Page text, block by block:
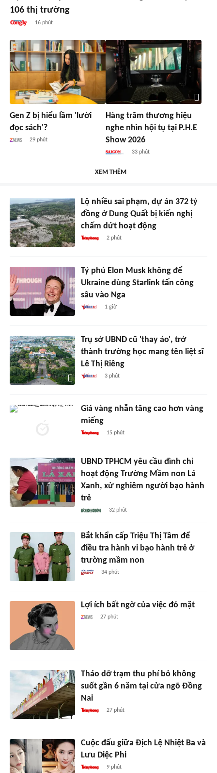
106 thị trường
16 phút
Gen Z bị hiểu lầm 'lười
đọc sách'?
29 phút
Hàng trăm thương hiệu
nghe nhìn hội tụ tại P.H.E
Show 2026
33 phút
XEM THÊM
Lộ nhiều sai phạm, dự án 372 tỷ
đồng ở Dung Quất bị kiến nghị
chấm dứt hoạt động
2 phút
Tỷ phú Elon Musk không để
Ukraine dùng Starlink tấn công
sâu vào Nga
1 giờ
Trụ sở UBND cũ 'thay áo', trở
thành trường học mang tên liệt sĩ
Lê Thị Riêng
3 phút
Giá vàng nhẫn tăng cao hơn vàng
miếng
15 phút
UBND TPHCM yêu cầu đình chỉ
hoạt động Trường Mầm non Lá
Xanh, xử nghiêm người bạo hành
trẻ
32 phút
Bắt khẩn cấp Triệu Thị Tâm để
điều tra hành vi bạo hành trẻ ở
trường mầm non
34 phút
Lợi ích bất ngờ của việc đỏ mặt
27 phút
Tháo dỡ trạm thu phí bỏ không
suốt gần 6 năm tại cửa ngõ Đồng
Nai
27 phút
Cuộc đấu giữa Địch Lệ Nhiệt Ba và
Lưu Diệc Phi
9 phút